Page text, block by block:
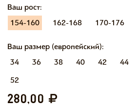
Ваш рост:
154-160
162-168 170-176
Ваш размер (европейский):
34
36 38 40 42 44
52
280,00